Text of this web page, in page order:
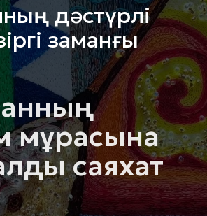
дәстүрлі
заманғы
мұрасына
саяхат